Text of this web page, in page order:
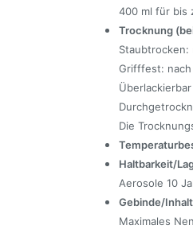
400 ml für bis
Trocknung
Staubtrocken:
Grifffest:
Die
Haltbarkeit/
Aerosole 10
Gebinde/
Maximales